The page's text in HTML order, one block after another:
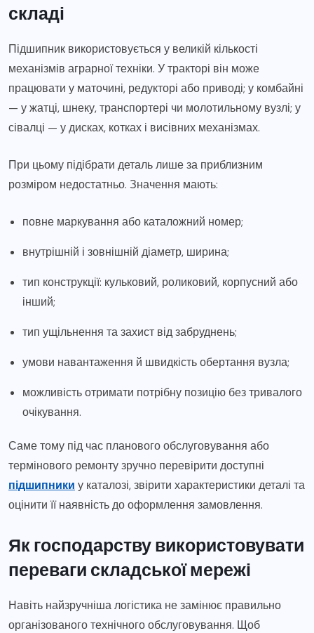
складі
Підшипник використовується у великій кількості
механізмів аграрної техніки. У тракторі він може
працювати у маточині, редукторі або приводі; у комбайні
— у жатці, шнеку, транспортері чи молотильному вузлі; у
сівалці — у дисках, котках і висівних механізмах.
При цьому підібрати деталь лише за приблизним
розміром недостатньо. Значення мають:
повне маркування або каталожний номер;
внутрішній і зовнішній діаметр, ширина;
тип конструкції: кульковий, роликовий, корпусний або
інший;
тип ущільнення та захист від забруднень;
умови навантаження й швидкість обертання вузла;
можливість отримати потрібну позицію без тривалого
очікування.
Саме тому під час планового обслуговування або
термінового ремонту зручно перевірити доступні
підшипники у каталозі, звірити характеристики деталі та
оцінити її наявність до оформлення замовлення.
Як господарству використовувати
переваги складської мережі
Навіть найзручніша логістика не замінює правильно
організованого технічного обслуговування. Щоб